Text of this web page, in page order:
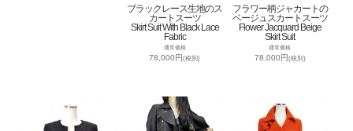
ブラックレース生地のス
カートスーツ
Skirt Suit With Black Lace
Fabric
通常価格
78,000円(税別)
フラワー柄ジャカートの
ベージュスカートスーツ
Flower Jacquard Beige
Skirt Suit
通常価格
78,000円 (税別)